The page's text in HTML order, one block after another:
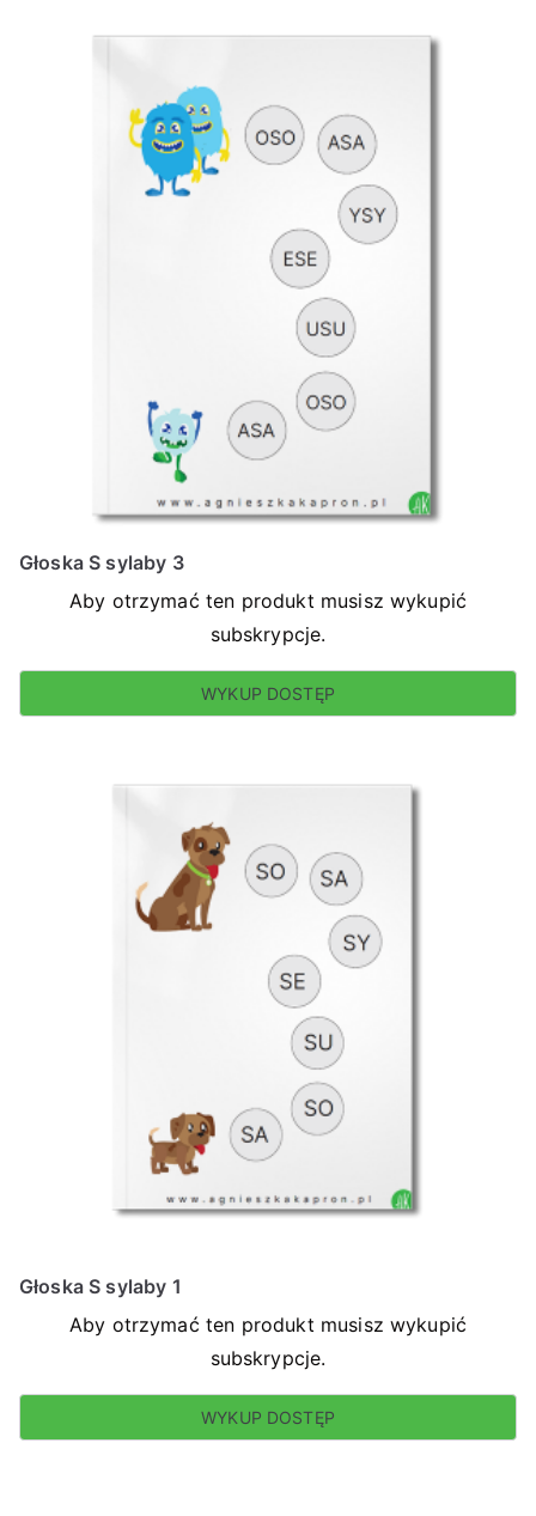
Głoska S sylaby 3
Aby otrzymać ten produkt musisz wykupić
subskrypcje.
WYKUP DOSTĘP
Głoska S sylaby 1
Aby otrzymać ten produkt musisz wykupić
subskrypcje.
WYKUP DOSTĘP